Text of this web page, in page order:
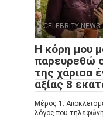
CELEBRITY NEWS
Η κόρη μου
παρευρεθώ
της χάρισα
αξίας 8
Μέρος 1:
λόγος που